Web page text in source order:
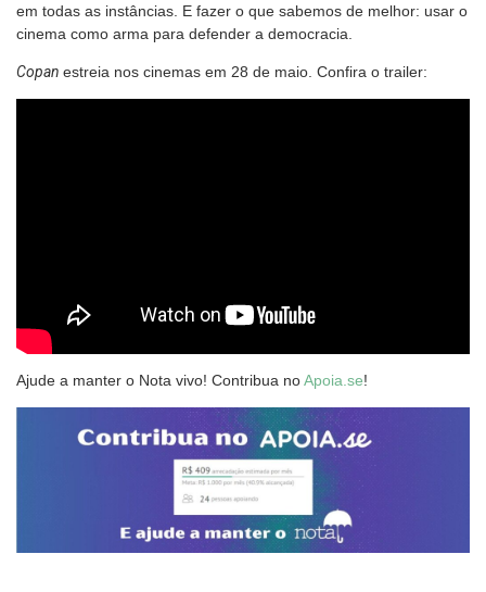
em todas as instâncias. E fazer o que sabemos de melhor: usar o
cinema como arma para defender a democracia.
Copan estreia nos cinemas em 28 de maio. Confira o trailer:
Ajude a manter o Nota vivo! Contribua noApoia.se!